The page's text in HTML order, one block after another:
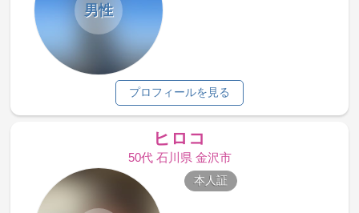
男性
プロフィールを見る
ヒロコ
50代 石川県 金沢市
本人証